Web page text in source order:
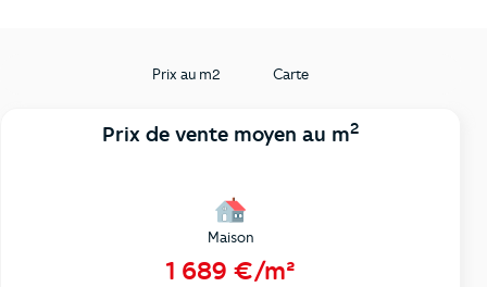
Prix au m2 Carte
Prix de vente moyen au m2
Maison
1 689 €/m²